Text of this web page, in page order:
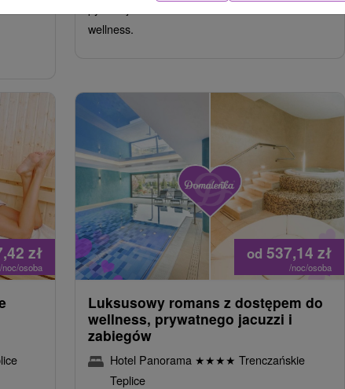
wellness.
zł
/noc/osoba
od 537,14 zł
/noc/osoba
Luksusowy romans z dostępem do
wellness, prywatnego jacuzzi i
zabiegów
Hotel Panorama ★★★★ Trenczańskie
Teplice